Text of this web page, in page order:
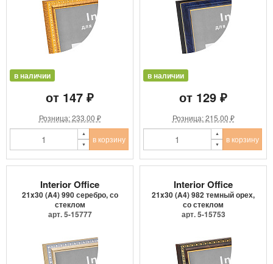
в наличии
от 147 ₽
Розница: 233.00 ₽
в корзину
в наличии
от 129 ₽
Розница: 215.00 ₽
в корзину
Interior Office
21x30 (A4) 990 серебро, со
стеклом
арт. 5-15777
Interior Office
21x30 (A4) 982 темный орех,
со стеклом
арт. 5-15753